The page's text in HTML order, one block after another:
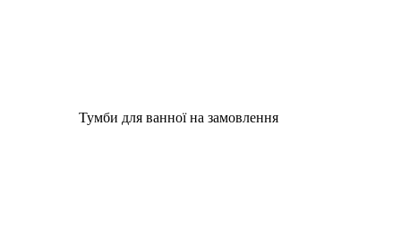
Тумби для ванної на замовлення